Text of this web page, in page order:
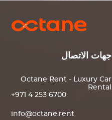
جهات الاتصال
Octane Rent - Luxury Car
Rental
+971 4 253 6700
info@octane.rent